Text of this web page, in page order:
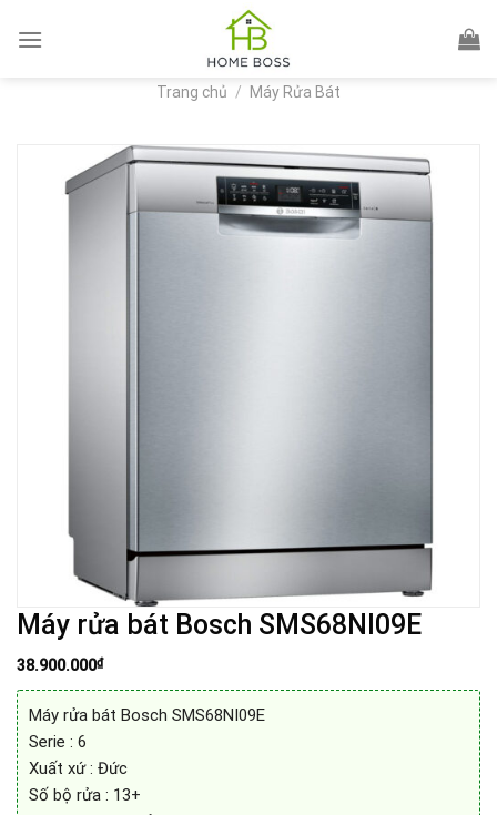
Trang chủ / Máy Rửa Bát
Máy rửa bát Bosch SMS68NI09E
38.900.000₫
Máy rửa bát Bosch SMS68NI09E
Serie : 6
Xuất xứ : Đức
Số bộ rửa : 13+